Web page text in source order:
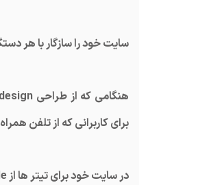
سایت خود را سازگار با هر
برای کاربرانی که از تلفن
در سایت خود برای تیتر ها از meta title ها استفاده کنید. انها برای خواندن در تلفن همراه راحت تر هستند.